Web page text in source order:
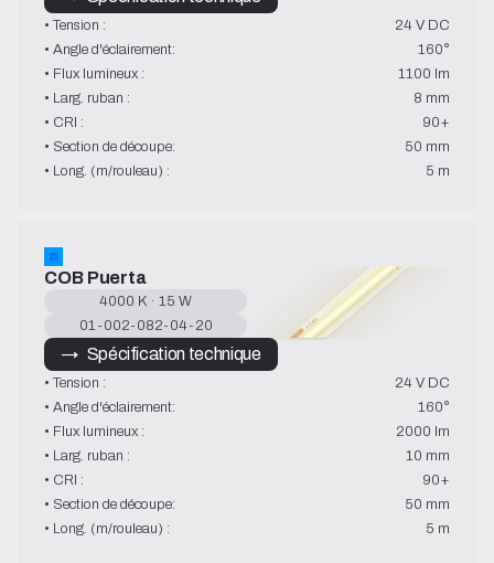
• Tension :
24 V DC
• Angle d'éclairement:
160°
• Flux lumineux :
1100 lm
• Larg. ruban :
8 mm
• CRI :
90+
• Section de découpe:
50 mm
• Long. (m/rouleau) :
5 m
COB Puerta
4000 K · 15 W
01-002-082-04-20
→   Spécification technique
• Tension :
24 V DC
• Angle d'éclairement:
160°
• Flux lumineux :
2000 lm
• Larg. ruban :
10 mm
• CRI :
90+
• Section de découpe:
50 mm
• Long. (m/rouleau) :
5 m